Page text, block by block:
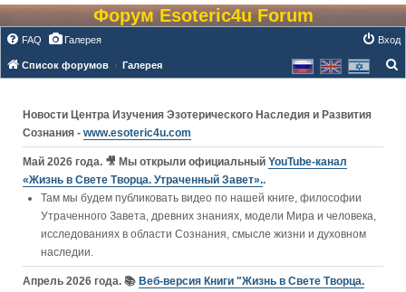
Форум Esoteric4u Forum
FAQ Галерея Вход
Список форумов Галерея
Новости Центра Изучения Эзотерического Наследия и Развития
Сознания - www.esoteric4u.com
Май 2026 года. 🎥 Мы открыли официальный YouTube‑канал
«Жизнь в Свете Творца. Утраченный Завет»..
Там мы будем публиковать видео по нашей книге, философии
Утраченного Завета, древних знаниях, модели Мира и человека,
исследованиях в области Сознания, смысле жизни и духовном
наследии.
Апрель 2026 года. 📚 Веб-версия Книги "Жизнь в Свете Творца.